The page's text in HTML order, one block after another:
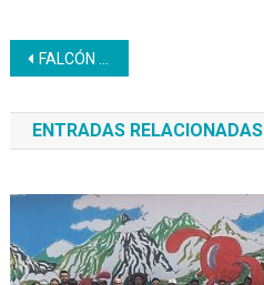
Navegación
de
entradas
FALCÓN | En el centro de formación José Leonardo Chirino del Inces la juventud aprende sobre Comunicación Oral y Escrita
ENTRADAS RELACIONADAS